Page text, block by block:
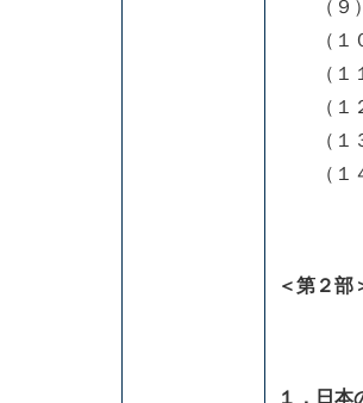
（９）
（１０
（１１
（１２
（１３
（１４
＜第２部
１．日本